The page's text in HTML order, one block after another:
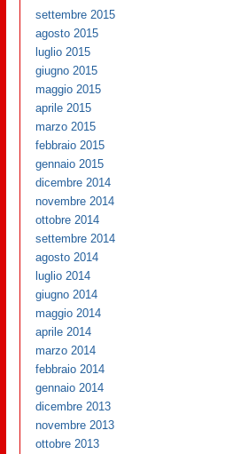
settembre 2015
agosto 2015
luglio 2015
giugno 2015
maggio 2015
aprile 2015
marzo 2015
febbraio 2015
gennaio 2015
dicembre 2014
novembre 2014
ottobre 2014
settembre 2014
agosto 2014
luglio 2014
giugno 2014
maggio 2014
aprile 2014
marzo 2014
febbraio 2014
gennaio 2014
dicembre 2013
novembre 2013
ottobre 2013